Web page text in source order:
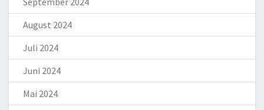
August 2024
Juli 2024
Juni 2024
Mai 2024